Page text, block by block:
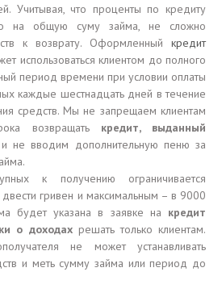
Учитывая, что проценты по кредиту
на общую суму займа, не сложно
к возврату. Оформленный кредит
использоваться клиентом до полного
период времени при условии оплаты
каждые шестнадцать дней в течение
средств. Мы не запрещаем клиентам
возвращать кредит, выданный
не вводим дополнительную пеню за
к получению ограничивается
гривен и максимальным – в 9000
будет указана в заявке на кредит
о доходахрешать только клиентам.
не может устанавливать
и меть сумму займа или период до